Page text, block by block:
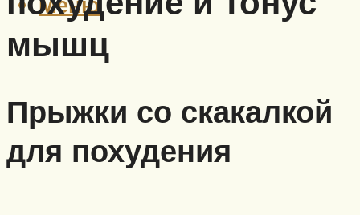
мышц
Прыжки со скакалкой
для похудения